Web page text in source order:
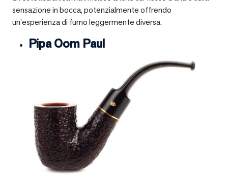
sensazione in bocca, potenzialmente offrendo
un’esperienza di fumo leggermente diversa.
Pipa Oom Paul